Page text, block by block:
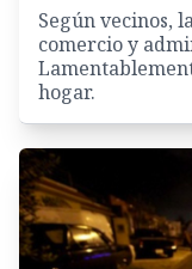
Según vecinos,
comercio y
hogar.